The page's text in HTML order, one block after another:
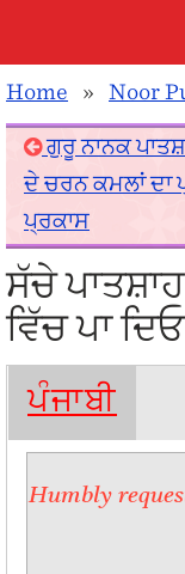
Home » Noor
ਗੁਰੂ ਨਾਨਕ
ਦੇ ਚਰਨ ਕਮਲਾਂ ਦਾ
ਪ੍ਰਕਾਸ
ਸੱਚੇ
ਵਿੱਚ ਪਾ
ਪੰਜਾਬੀ
Humbly